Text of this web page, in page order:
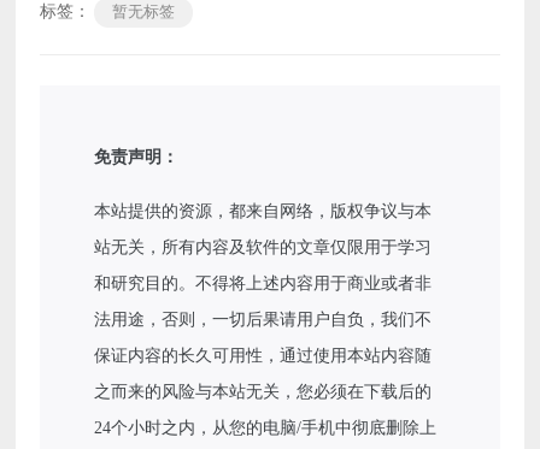
标签： 暂无标签
免责声明：
本站提供的资源，都来自网络，版权争议与本
站无关，所有内容及软件的文章仅限用于学习
和研究目的。不得将上述内容用于商业或者非
法用途，否则，一切后果请用户自负，我们不
保证内容的长久可用性，通过使用本站内容随
之而来的风险与本站无关，您必须在下载后的
24个小时之内，从您的电脑/手机中彻底删除上